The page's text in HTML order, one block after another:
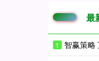
最
1 智赢策略